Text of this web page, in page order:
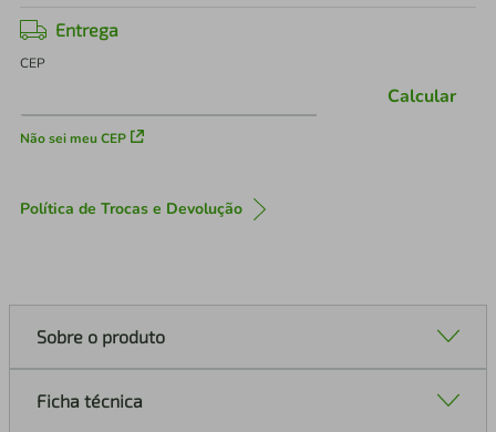
Entrega
CEP
Não sei meu CEP
Calcular
Política de Trocas e Devolução
Sobre o produto
Ficha técnica